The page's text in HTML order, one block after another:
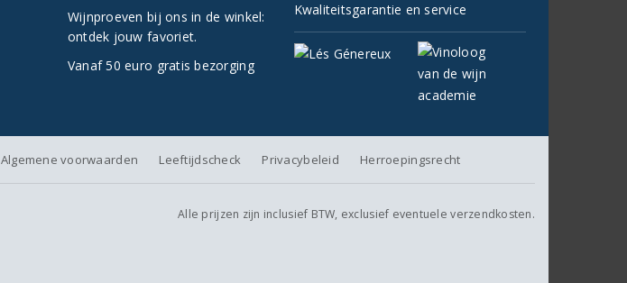
Wijnproeven bij ons in de winkel:
ontdek jouw favoriet.
Vanaf 50 euro gratis bezorging
Kwaliteitsgarantie en service
Algemene voorwaarden Leeftijdscheck Privacybeleid Herroepingsrecht
Alle prijzen zijn inclusief BTW, exclusief eventuele verzendkosten.